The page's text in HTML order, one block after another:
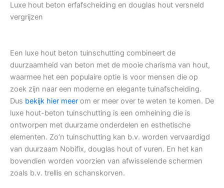
Luxe hout beton erfafscheiding en douglas hout versneld
vergrijzen
Een luxe hout beton tuinschutting combineert de
duurzaamheid van beton met de mooie charisma van hout,
waarmee het een populaire optie is voor mensen die op
zoek zijn naar een moderne en elegante tuinafscheiding.
Dus bekijk hier meer om er meer over te weten te komen. De
luxe hout-beton tuinschutting is een omheining die is
ontworpen met duurzame onderdelen en esthetische
elementen. Zo’n tuinschutting kan b.v. worden vervaardigd
van duurzaam Nobifix, douglas hout of vuren. En het kan
bovendien worden voorzien van afwisselende schermen
zoals b.v. trellis en schanskorven.